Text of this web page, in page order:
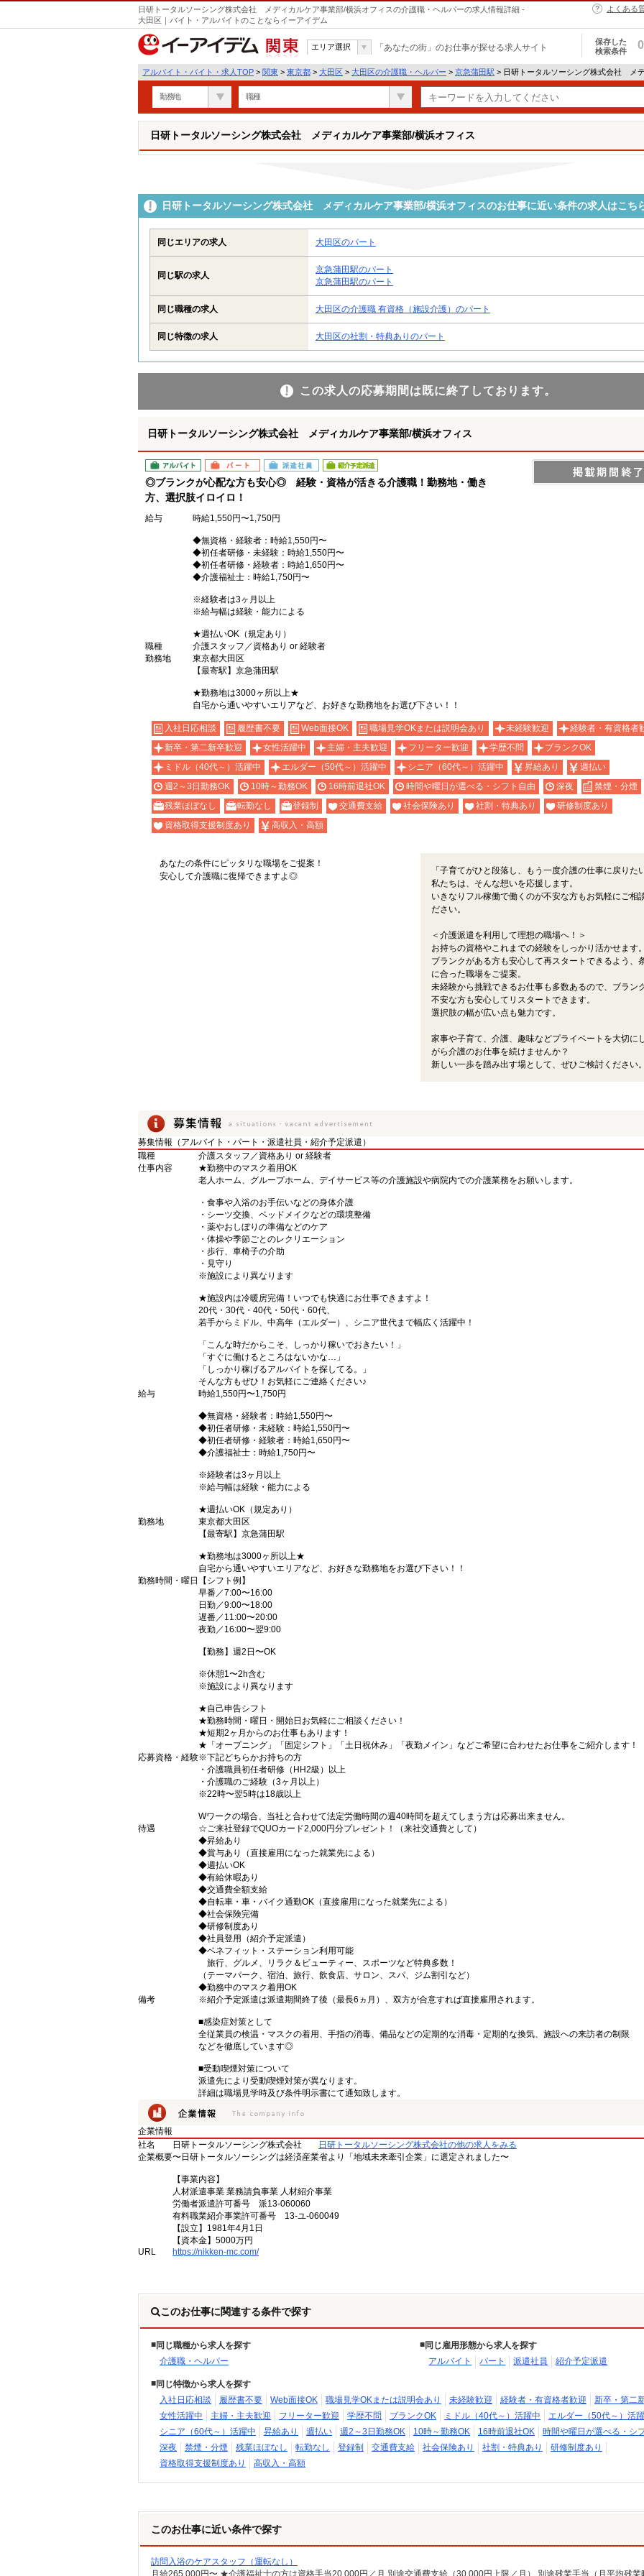
日研トータルソーシング株式会社 メディカルケア事業部/横浜オフィスの介護職・ヘルパーの求人情報詳細 -
大田区｜バイト・アルバイトのことならイーアイデム
よくある
関東
エリア選択 「あなたの街」のお仕事が探せる求人サイト
保存した
検索条件
0
アルバイト・バイト・求人TOP > 関東 > 東京都 > 大田区 > 大田区の介護職・ヘルパー > 京急蒲田駅 > 日研トータルソーシング株式会社 メ
勤務地 職種
日研トータルソーシング株式会社 メディカルケア事業部/横浜オフィス
日研トータルソーシング株式会社 メディカルケア事業部/横浜オフィスのお仕事に近い条件の求人はこち
同じエリアの求人 大田区のパート
同じ駅の求人
京急蒲田駅のパート
京急蒲田駅のパート
同じ職種の求人 大田区の介護職 有資格（施設介護）のパート
同じ特徴の求人 大田区の社割・特典ありのパート
この求人の応募期間は既に終了しております。
日研トータルソーシング株式会社 メディカルケア事業部/横浜オフィス
アルバイト パート 派遣社員 紹介予定派遣
◎ブランクが心配な方も安心◎ 経験・資格が活きる介護職！勤務地・働き
方、選択肢イロイロ！
給与 時給1,550円〜1,750円
◆無資格・経験者：時給1,550円〜
◆初任者研修・未経験：時給1,550円〜
◆初任者研修・経験者：時給1,650円〜
◆介護福祉士：時給1,750円〜
※経験者は3ヶ月以上
※給与幅は経験・能力による
★週払いOK（規定あり）
職種
介護スタッフ／資格あり or 経験者
勤務地
東京都大田区
【最寄駅】京急蒲田駅
★勤務地は3000ヶ所以上★
自宅から通いやすいエリアなど、お好きな勤務地をお選び下さい！！
入社日応相談 履歴書不要 Web面接OK 職場見学OKまたは説明会あり 未経験歓迎
経験者・有資格者
新卒・第二新卒歓迎
女性活躍中 主婦・主夫歓迎 フリーター歓迎 学歴不問
ブランクOK
ミドル（40代～）活躍中
エルダー（50代～）活躍中 シニア（60代～）活躍中 昇給あり
週払い
週2～3日勤務OK
10時～勤務OK 16時前退社OK 時間や曜日が選べる・シフト自由 深夜
禁煙・分煙
残業ほぼなし
転勤なし 登録制 交通費支給 社会保険あり 社割・特典あり
研修制度あり
資格取得支援制度あり
高収入・高額
あなたの条件にピッタリな職場をご提案！
安心して介護職に復帰できますよ◎
「子育てがひと段落し、もう一度介護の仕事に戻りたい
私たちは、そんな想いを応援します。
いきなりフル稼働で働くのが不安な方もお気軽にご相
ださい。
＜介護派遣を利用して理想の職場へ！＞
お持ちの資格やこれまでの経験をしっかり活かせます。
ブランクがある方も安心して再スタートできるよう、
に合った職場をご提案。
未経験から挑戦できるお仕事も多数あるので、ブラン
不安な方も安心してリスタートできます。
選択肢の幅が広い点も魅力です。
家事や子育て、介護、趣味などプライベートを大切に
がら介護のお仕事を続けませんか？
新しい一歩を踏み出す場として、ぜひご検討ください。
募集情報（アルバイト・パート・派遣社員・紹介予定派遣）
職種
介護スタッフ／資格あり or 経験者
仕事内容
★勤務中のマスク着用OK
老人ホーム、グループホーム、デイサービス等の介護施設や病院内での介護業務をお願いします。
・食事や入浴のお手伝いなどの身体介護
・シーツ交換、ベッドメイクなどの環境整備
・薬やおしぼりの準備などのケア
・体操や季節ごとのレクリエーション
・歩行、車椅子の介助
・見守り
※施設により異なります
★施設内は冷暖房完備！いつでも快適にお仕事できますよ！
20代・30代・40代・50代・60代、
若手からミドル、中高年（エルダー）、シニア世代まで幅広く活躍中！
「こんな時だからこそ、しっかり稼いでおきたい！」
「すぐに働けるところはないかな…」
「しっかり稼げるアルバイトを探してる。」
そんな方もぜひ！お気軽にご連絡ください♪
給与
時給1,550円〜1,750円
◆無資格・経験者：時給1,550円〜
◆初任者研修・未経験：時給1,550円〜
◆初任者研修・経験者：時給1,650円〜
◆介護福祉士：時給1,750円〜
※経験者は3ヶ月以上
※給与幅は経験・能力による
★週払いOK（規定あり）
勤務地
東京都大田区
【最寄駅】京急蒲田駅
★勤務地は3000ヶ所以上★
自宅から通いやすいエリアなど、お好きな勤務地をお選び下さい！！
勤務時間・曜日
【シフト例】
早番／7:00〜16:00
日勤／9:00〜18:00
遅番／11:00〜20:00
夜勤／16:00〜翌9:00
【勤務】週2日〜OK
※休憩1〜2h含む
※施設により異なります
★自己申告シフト
★勤務時間・曜日・開始日お気軽にご相談ください！
★短期2ヶ月からのお仕事もあります！
★「オープニング」「固定シフト」「土日祝休み」「夜勤メイン」などご希望に合わせたお仕事をご紹介します！
応募資格・経験※下記どちらかお持ちの方
・介護職員初任者研修（HH2級）以上
・介護職のご経験（3ヶ月以上）
※22時〜翌5時は18歳以上
Wワークの場合、当社と合わせて法定労働時間の週40時間を超えてしまう方は応募出来ません。
待遇
☆ご来社登録でQUOカード2,000円分プレゼント！（来社交通費として）
◆昇給あり
◆賞与あり（直接雇用になった就業先による）
◆週払いOK
◆有給休暇あり
◆交通費全額支給
◆自転車・車・バイク通勤OK（直接雇用になった就業先による）
◆社会保険完備
◆研修制度あり
◆社員登用（紹介予定派遣）
◆ベネフィット・ステーション利用可能
旅行、グルメ、リラク＆ビューティー、スポーツなど特典多数！
（テーマパーク、宿泊、旅行、飲食店、サロン、スパ、ジム割引など）
◆勤務中のマスク着用OK
備考
※紹介予定派遣は派遣期間終了後（最長6ヵ月）、双方が合意すれば直接雇用されます。
■感染症対策として
全従業員の検温・マスクの着用、手指の消毒、備品などの定期的な消毒・定期的な換気、施設への来訪者の制限
などを徹底しています◎
■受動喫煙対策について
派遣先により受動喫煙対策が異なります。
詳細は職場見学時及び条件明示書にて通知致します。
企業情報
社名
日研トータルソーシング株式会社
日研トータルソーシング株式会社の他の求人をみる
企業概要〜日研トータルソーシングは経済産業省より「地域未来牽引企業」に選定されました〜
【事業内容】
人材派遣事業 業務請負事業 人材紹介事業
労働者派遣許可番号 派13-060060
有料職業紹介事業許可番号 13-ユ-060049
【設立】1981年4月1日
【資本金】5000万円
URL
https://nikken-mc.com/
このお仕事に関連する条件で探す
同じ職種から求人を探す
介護職・ヘルパー
同じ雇用形態から求人を探す
アルバイト
パート 派遣社員 紹介予定派遣
同じ特徴から求人を探す
入社日応相談
履歴書不要 Web面接OK 職場見学OKまたは説明会あり 未経験歓迎 経験者・有資格者歓迎
新卒・第二
女性活躍中
主婦・主夫歓迎 フリーター歓迎 学歴不問 ブランクOK ミドル（40代～）活躍中
エルダー（50代～）活
シニア（60代～）活躍中
昇給あり 週払い 週2～3日勤務OK 10時～勤務OK 16時前退社OK
時間や曜日が選べる・シ
深夜
禁煙・分煙 残業ほぼなし 転勤なし 登録制 交通費支給 社会保険あり 社割・特典あり
研修制度あり
資格取得支援制度あり
高収入・高額
このお仕事に近い条件で探す
訪問入浴のケアスタッフ（運転なし）